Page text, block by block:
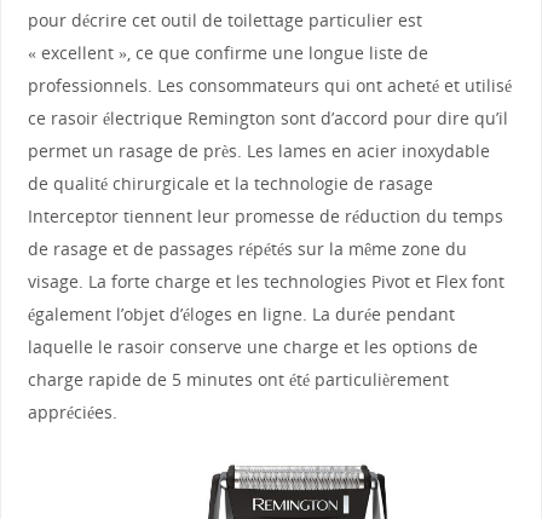
pour décrire cet outil de toilettage particulier est
« excellent », ce que confirme une longue liste de
professionnels. Les consommateurs qui ont acheté et utilisé
ce rasoir électrique Remington sont d’accord pour dire qu’il
permet un rasage de près. Les lames en acier inoxydable
de qualité chirurgicale et la technologie de rasage
Interceptor tiennent leur promesse de réduction du temps
de rasage et de passages répétés sur la même zone du
visage. La forte charge et les technologies Pivot et Flex font
également l’objet d’éloges en ligne. La durée pendant
laquelle le rasoir conserve une charge et les options de
charge rapide de 5 minutes ont été particulièrement
appréciées.